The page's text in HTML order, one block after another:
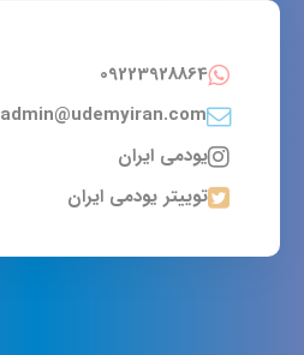
09223928864
admin@udemyiran.com
یودمی ایران
توییتر یودمی ایران